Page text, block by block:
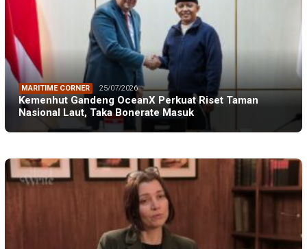
MARITIME CORNER 25/07/2026
Kemenhut Gandeng OceanX Perkuat Riset Taman
Nasional Laut, Taka Bonerate Masuk